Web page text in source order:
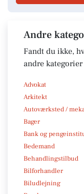
Andre
Fandt du ikke,
andre
Advokat
Arkitekt
Autoværksted /
Bager
Bank og
Bedemand
Behandlingstilbud
Bilforhandler
Biludlejning